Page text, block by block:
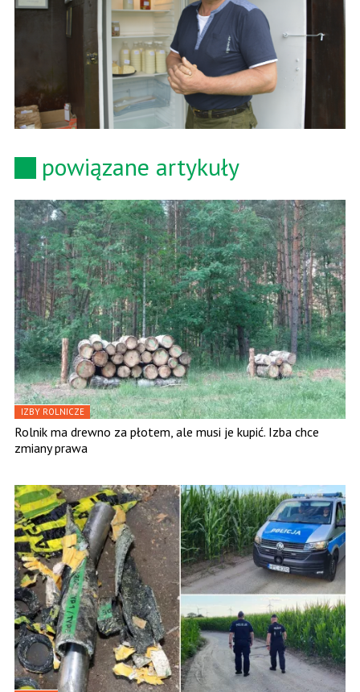
powiązane artykuły
IZBY ROLNICZE
Rolnik ma drewno za płotem, ale musi je kupić. Izba chce
zmiany prawa